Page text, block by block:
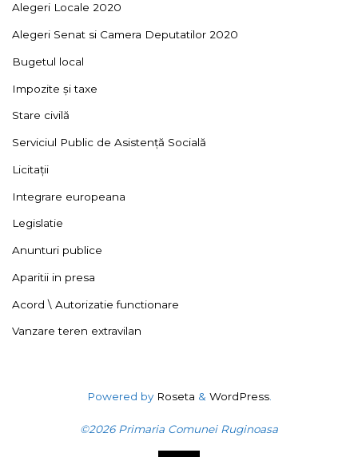
Alegeri Locale 2020
Alegeri Senat si Camera Deputatilor 2020
Bugetul local
Impozite și taxe
Stare civilă
Serviciul Public de Asistență Socială
Licitații
Integrare europeana
Legislatie
Anunturi publice
Aparitii in presa
Acord \ Autorizatie functionare
Vanzare teren extravilan
Powered byRoseta & WordPress.
©2026 Primaria Comunei Ruginoasa